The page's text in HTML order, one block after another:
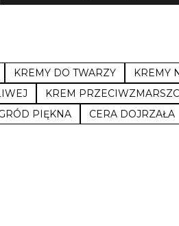
KREMY DO TWARZY KREMY
KREM
PIĘKNA CERA DOJRZAŁA